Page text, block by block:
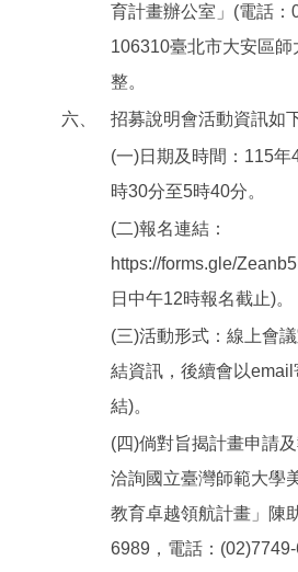
育計畫辦公室」(電話：
106310臺北市大安區
整。
六、
招募說明會活動資訊如
(一)日期及時間：115
時30分至5時40分。
(二)報名連結：
https://forms.gle/
日中午12時報名截止)。
(三)活動形式：線上會
結資訊，後續會以
結)。
(四)倘對旨揭計畫申請
洽詢國立臺灣師範大學
教育卓越領航計畫」陳
6989，電話：(02)7749-